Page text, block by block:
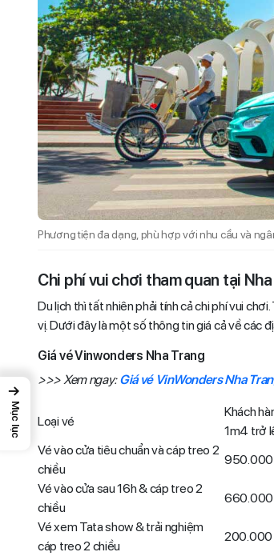
Phương tiện đa dạng, phù hợp với nhu cầu và
Chi phí vui chơi tham quan tại
Du lịch thì tất nhiên phải tính cả chi phí vui
vị. Dưới đây là một số thông tin giá cả về các
Giá vé Vinwonders Nha Trang
>>> Xem ngay:Giá vé VinWonders Nha
Loại vé
Khách
1m4 trở
Vé vào cửa tiêu chuẩn và cáp treo 2
chiều
Vé vào cửa sau 16h & cáp treo 2
chiều
Vé xem Tata show & trải nghiệm
cáp treo 2 chiều
200.000
→
Mục lục